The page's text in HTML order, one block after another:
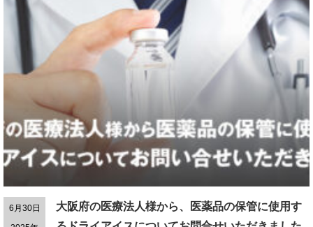
6月30日
大阪府の医療法人様から、医薬品の保管に使用す